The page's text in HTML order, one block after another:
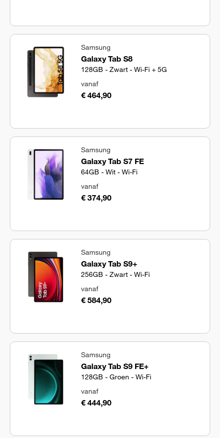
Samsung
Galaxy Tab S8
128GB - Zwart - Wi-Fi + 5G
vanaf
€ 464,90
Samsung
Galaxy Tab S7 FE
64GB - Wit - Wi-Fi
vanaf
€ 374,90
Samsung
Galaxy Tab S9+
256GB - Zwart - Wi-Fi
vanaf
€ 584,90
Samsung
Galaxy Tab S9 FE+
128GB - Groen - Wi-Fi
vanaf
€ 444,90